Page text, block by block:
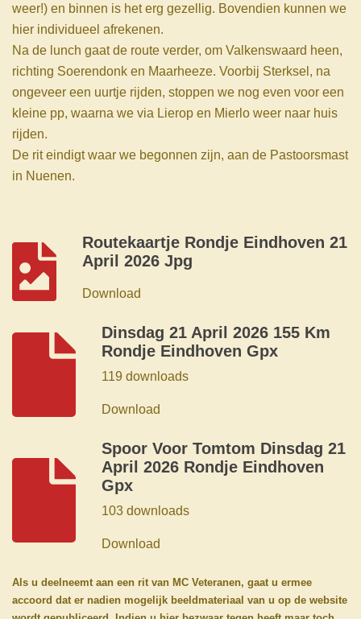
weer!) en binnen is het erg gezellig. Bovendien kunnen we
hier individueel afrekenen.
Na de lunch gaat de route verder, om Valkenswaard heen,
richting Soerendonk en Maarheeze. Voorbij Sterksel, na
ongeveer een uurtje rijden, stoppen we nog even voor een
kleine pp, waarna we via Lierop en Mierlo weer naar huis
rijden.
De rit eindigt waar we begonnen zijn, aan de Pastoorsmast
in Nuenen.
Routekaartje Rondje Eindhoven 21
April 2026 Jpg
Download
Dinsdag 21 April 2026 155 Km
Rondje Eindhoven Gpx
119 downloads
Download
Spoor Voor Tomtom Dinsdag 21
April 2026 Rondje Eindhoven
Gpx
103 downloads
Download
Als u deelneemt aan een rit van MC Veteranen, gaat u ermee
accoord dat er nadien mogelijk beeldmateriaal van u op de website